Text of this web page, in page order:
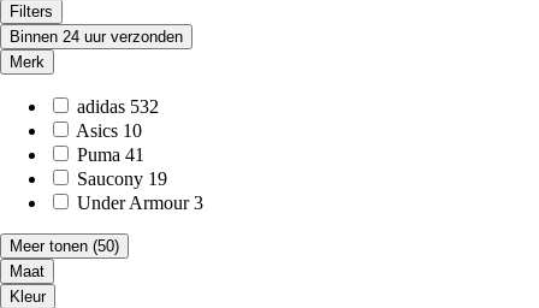
Filters
Binnen 24 uur verzonden
Merk
adidas 532
Asics 10
Puma 41
Saucony 19
Under Armour 3
Meer tonen (50)
Maat
Kleur